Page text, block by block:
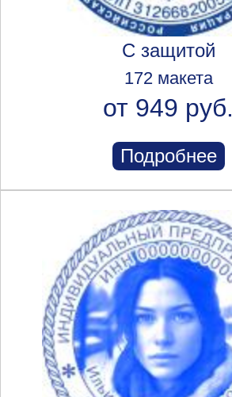
С защитой
172 макета
от 949 руб.
Подробнее